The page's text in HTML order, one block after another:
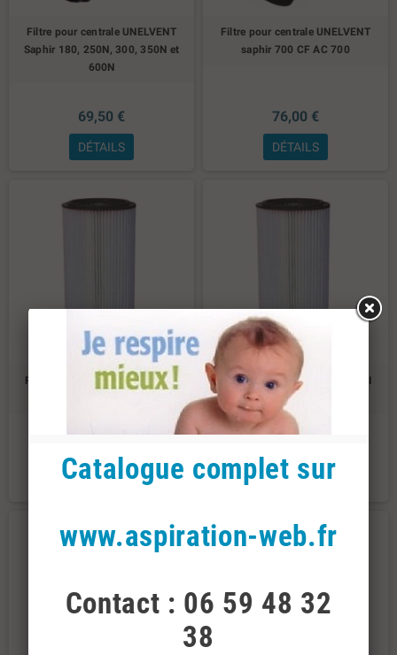
Filtre pour centrale UNELVENT
Saphir 180, 250N, 300, 350N et
600N
69,50 €
DÉTAILS
Filtre pour centrale UNELVENT
saphir 700 CF AC 700
76,00 €
DÉTAILS
Filtre centrales d'aspiration VCI
DÉTAILS
Filtre centrales d'aspiration VCI
polyester
DÉTAILS
Catalogue complet sur
www.aspiration-web.fr
Contact : 06 59 48 32
38